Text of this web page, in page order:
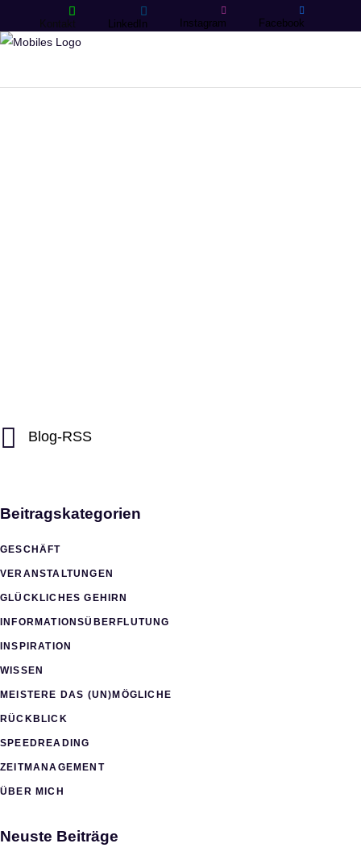
Kontakt LinkedIn Instagram Facebook
10. Juli
Blog-RSS
Beitragskategorien
GESCHÄFT
VERANSTALTUNGEN
GLÜCKLICHES GEHIRN
INFORMATIONSÜBERFLUTUNG
INSPIRATION
WISSEN
MEISTERE DAS (UN)MÖGLICHE
RÜCKBLICK
SPEEDREADING
ZEITMANAGEMENT
ÜBER MICH
Neuste Beiträge